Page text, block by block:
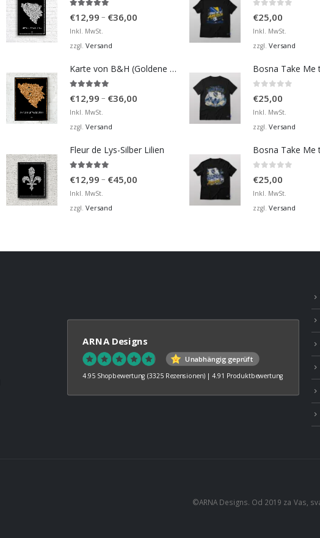
€12,99 – €36,00
Inkl. MwSt.
zzgl. Versand
Karte von B&H (Goldene Karte)
€12,99 – €36,00
Inkl. MwSt.
zzgl. Versand
Fleur de Lys-Silber Lilien
€12,99 – €45,00
Inkl. MwSt.
zzgl. Versand
€25,00
Inkl. MwSt.
zzgl. Versand
€25,00
Inkl. MwSt.
zzgl. Versand
€25,00
Inkl. MwSt.
zzgl. Versand
ARNA Designs
Unabhängig geprüft
4.95 Shopbewertung (3325 Rezensionen) | 4.91 Produktbewertung
©ARNA Designs. Od 2019 za Vas,